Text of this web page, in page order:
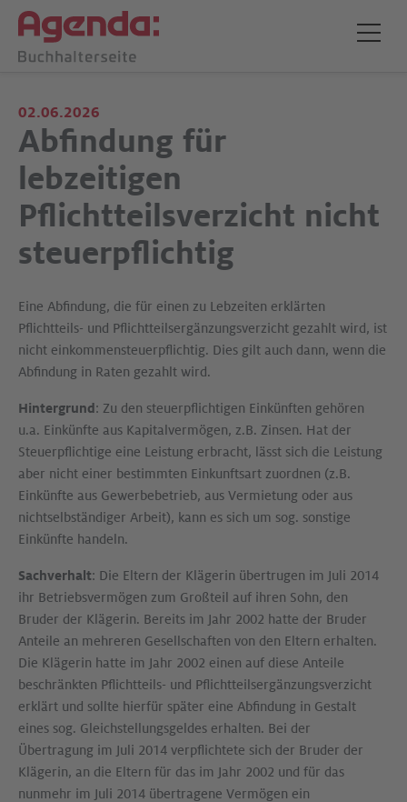
02.06.2026
Abfindung für
lebzeitigen
Pflichtteilsverzicht nicht
steuerpflichtig
Eine Abfindung, die für einen zu Lebzeiten erklärten
Pflichtteils- und Pflichtteilsergänzungsverzicht gezahlt wird, ist
nicht einkommensteuerpflichtig. Dies gilt auch dann, wenn die
Abfindung in Raten gezahlt wird.
Hintergrund : Zu den steuerpflichtigen Einkünften gehören
u.a. Einkünfte aus Kapitalvermögen, z.B. Zinsen. Hat der
Steuerpflichtige eine Leistung erbracht, lässt sich die Leistung
aber nicht einer bestimmten Einkunftsart zuordnen (z.B.
Einkünfte aus Gewerbebetrieb, aus Vermietung oder aus
nichtselbständiger Arbeit), kann es sich um sog. sonstige
Einkünfte handeln.
Sachverhalt: Die Eltern der Klägerin übertrugen im Juli 2014
ihr Betriebsvermögen zum Großteil auf ihren Sohn, den
Bruder der Klägerin. Bereits im Jahr 2002 hatte der Bruder
Anteile an mehreren Gesellschaften von den Eltern erhalten.
Die Klägerin hatte im Jahr 2002 einen auf diese Anteile
beschränkten Pflichtteils- und Pflichtteilsergänzungsverzicht
erklärt und sollte hierfür später eine Abfindung in Gestalt
eines sog. Gleichstellungsgeldes erhalten. Bei der
Übertragung im Juli 2014 verpflichtete sich der Bruder der
Klägerin, an die Eltern für das im Jahr 2002 und für das
nunmehr im Juli 2014 übertragene Vermögen ein